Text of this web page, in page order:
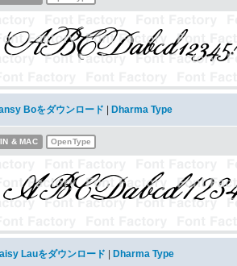
Boをダウンロード Dharma Type
& MAC OpenType
Lauをダウンロード Dharma Type